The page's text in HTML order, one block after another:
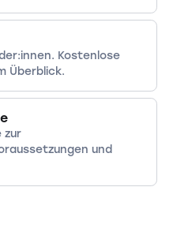
Kostenlose
Überblick.
zur
und